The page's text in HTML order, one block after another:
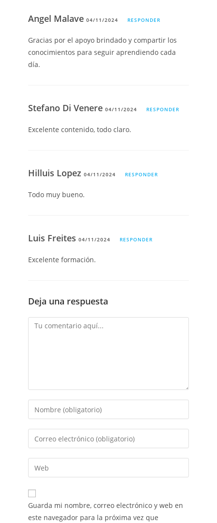
Angel Malave04/11/2024 RESPONDER
Gracias por el apoyo brindado y compartir los
conocimientos para seguir aprendiendo cada
día.
Stefano Di Venere04/11/2024 RESPONDER
Excelente contenido, todo claro.
Hilluis Lopez04/11/2024 RESPONDER
Todo muy bueno.
Luis Freites04/11/2024 RESPONDER
Excelente formación.
Deja una respuesta
Guarda mi nombre, correo electrónico y web en
este navegador para la próxima vez que